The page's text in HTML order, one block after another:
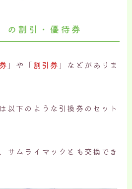
の割引・優待券
」や「割引券 」などがありま
以下のような引換券のセット
サムライマックとも交換でき